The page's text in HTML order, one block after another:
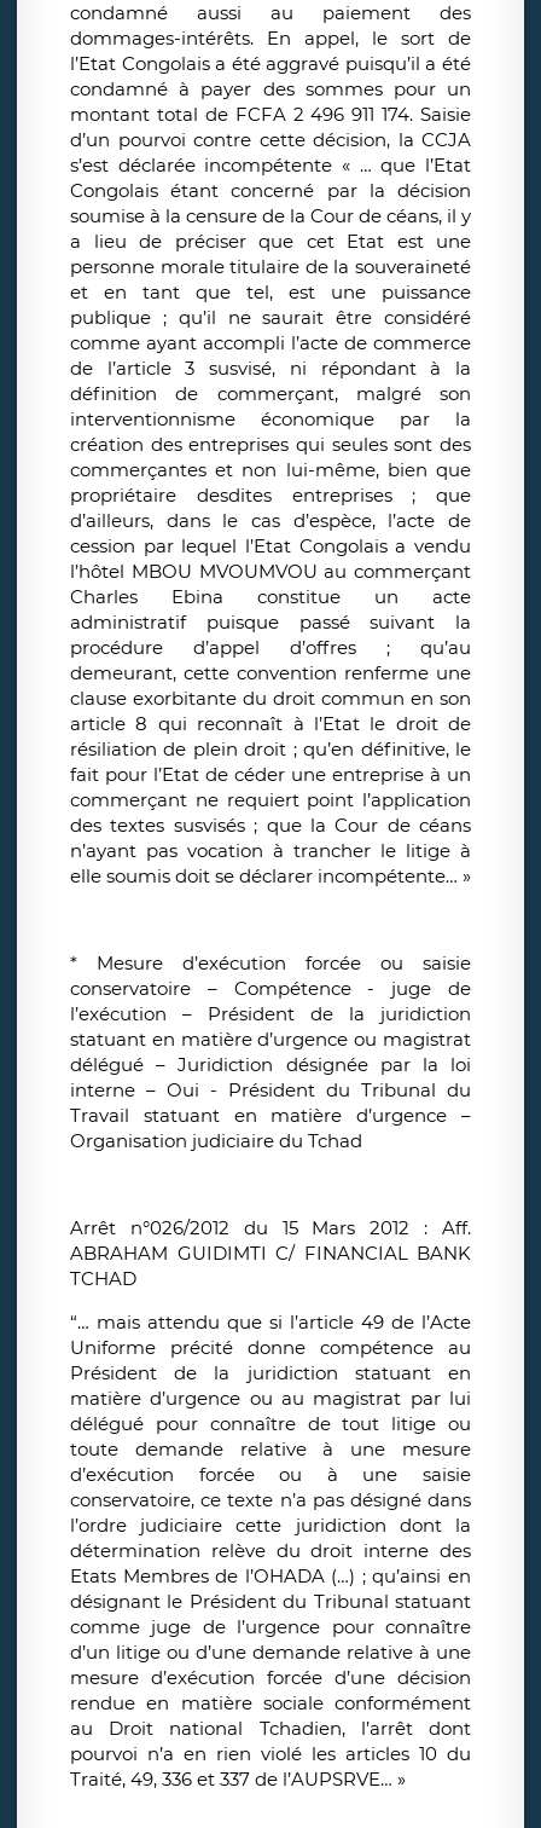
condamné aussi au paiement des
dommages-intérêts. En appel, le sort de
l’Etat Congolais a été aggravé puisqu’il a été
condamné à payer des sommes pour un
montant total de FCFA 2 496 911 174. Saisie
d’un pourvoi contre cette décision, la CCJA
s’est déclarée incompétente « … que l’Etat
Congolais étant concerné par la décision
soumise à la censure de la Cour de céans, il y
a lieu de préciser que cet Etat est une
personne morale titulaire de la souveraineté
et en tant que tel, est une puissance
publique ; qu’il ne saurait être considéré
comme ayant accompli l’acte de commerce
de l’article 3 susvisé, ni répondant à la
définition de commerçant, malgré son
interventionnisme économique par la
création des entreprises qui seules sont des
commerçantes et non lui-même, bien que
propriétaire desdites entreprises ; que
d’ailleurs, dans le cas d’espèce, l’acte de
cession par lequel l’Etat Congolais a vendu
l’hôtel MBOU MVOUMVOU au commerçant
Charles Ebina constitue un acte
administratif puisque passé suivant la
procédure d’appel d’offres ; qu’au
demeurant, cette convention renferme une
clause exorbitante du droit commun en son
article 8 qui reconnaît à l’Etat le droit de
résiliation de plein droit ; qu’en définitive, le
fait pour l’Etat de céder une entreprise à un
commerçant ne requiert point l’application
des textes susvisés ; que la Cour de céans
n’ayant pas vocation à trancher le litige à
elle soumis doit se déclarer incompétente… »
* Mesure d’exécution forcée ou saisie
conservatoire – Compétence - juge de
l’exécution – Président de la juridiction
statuant en matière d’urgence ou magistrat
délégué – Juridiction désignée par la loi
interne – Oui - Président du Tribunal du
Travail statuant en matière d’urgence –
Organisation judiciaire du Tchad
Arrêt n°026/2012 du 15 Mars 2012 : Aff.
ABRAHAM GUIDIMTI C/ FINANCIAL BANK
TCHAD
“… mais attendu que si l’article 49 de l’Acte
Uniforme précité donne compétence au
Président de la juridiction statuant en
matière d’urgence ou au magistrat par lui
délégué pour connaître de tout litige ou
toute demande relative à une mesure
d’exécution forcée ou à une saisie
conservatoire, ce texte n’a pas désigné dans
l’ordre judiciaire cette juridiction dont la
détermination relève du droit interne des
Etats Membres de l’OHADA (…) ; qu’ainsi en
désignant le Président du Tribunal statuant
comme juge de l’urgence pour connaître
d’un litige ou d’une demande relative à une
mesure d’exécution forcée d’une décision
rendue en matière sociale conformément
au Droit national Tchadien, l’arrêt dont
pourvoi n’a en rien violé les articles 10 du
Traité, 49, 336 et 337 de l’AUPSRVE… »